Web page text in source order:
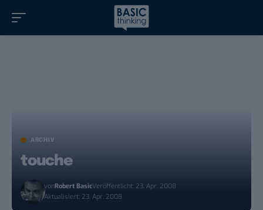
ARCHIV
touche
vonRobert BasicVeröffentlicht: 23. Apr. 2008
Aktualisiert: 23. Apr. 2008